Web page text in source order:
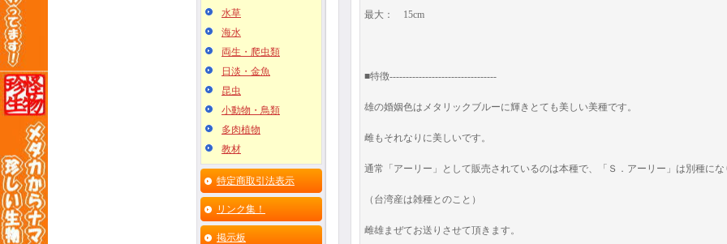
水草
海水
両生・爬虫類
日淡・金魚
昆虫
小動物・鳥類
多肉植物
教材
特定商取引法表示
リンク集！
掲示板
最大： 15cm
■特徴---------------------------------
雄の婚姻色はメタリックブルーに輝きとても美しい美種です。
雌もそれなりに美しいです。
通常「アーリー」として販売されているのは本種で、「Ｓ．アーリー」は別種にな
（台湾産は雑種とのこと）
雌雄まぜてお送りさせて頂きます。